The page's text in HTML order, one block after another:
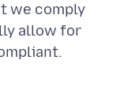
we comply
allow for